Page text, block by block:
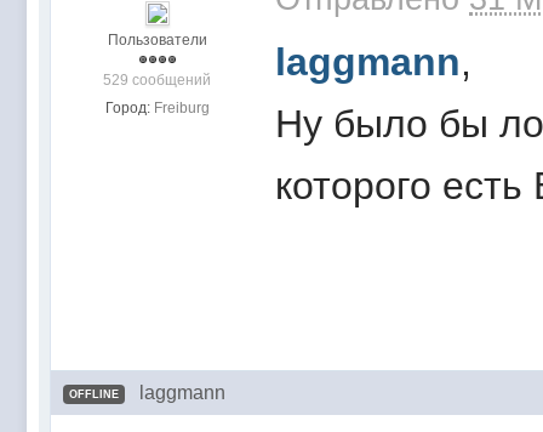
Пользователи
529 сообщений
Город: Freiburg
laggmann,
Ну было бы
которого есть
OFFLINE laggmann